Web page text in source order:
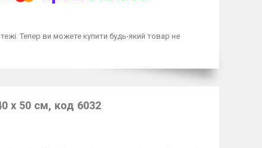
Тепер ви можете купити будь-який товар не
х 50 см, код 6032